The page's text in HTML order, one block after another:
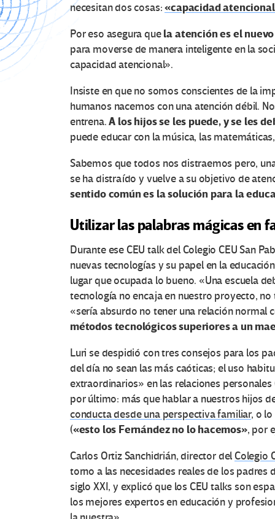
necesitan dos cosas:«capacidad
Por eso asegura quela atención es el
para moverse de manera inteligente en la
capacidad atencional».
Insiste en que no somos conscientes de la
humanos nacemos con una atención débil.
entrena.A los hijos se les puede, y se les
puede educar con la música, las
Sabemos que todos nos distraemos pero,
se ha distraído y vuelve a su objetivo de
sentido común es la solución para la
Utilizar las palabras mágicas en
Durante ese CEU talk del Colegio CEU San
nuevas tecnologías y su papel en la
lugar que ocupada lo bueno. «Una escuela
tecnología no encaja en nuestro proyecto,
«sería absurdo no tener una relación normal
métodos tecnológicos superiores a un
Luri se despidió con tres consejos para los
del día no sean las más caóticas; el uso
extraordinarios» en las relaciones
por último: más que hablar a nuestros hijos
conducta desde una perspectiva familiar, o
(«esto los Fernández no lo hacemos», por
Carlos Ortiz Sanchidrián, director delColegio
torno a las necesidades reales de los
siglo XXI, y explicó que los CEU talks son
los mejores expertos en educación y